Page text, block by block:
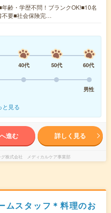
齢・学歴不問！ブランクOK!■10名
不要■社会保険完…
40代 50代
60代
男性
と見る
進む 詳しく見る
グ株式会社 メディカルケア事業部
ムスタッフ＊料理のお